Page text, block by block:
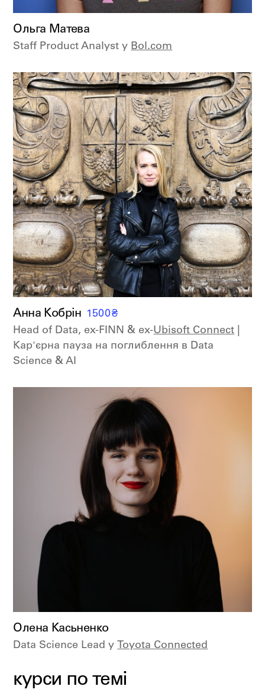
Ольга Матева
Staff Product Analyst у Bol.com
Анна Кобрін 1500₴
Head of Data, ex-FINN & ex-Ubisoft Connect
Кар'єрна пауза на поглиблення в Data
Science & AI
Олена Касьненко
Data Science Lead у Toyota Connected
курси по темі